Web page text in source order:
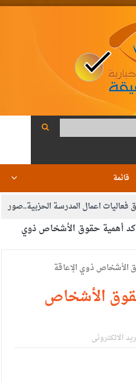
قائمة
فعاليات اعمال المدرسة الحزبية..صور
البكالوريوس في الحقوق والقانون
والمسيحية
الصحف اليومية ويؤكد حرص مجلس
أهمية حقوق الأشخاص ذوي
الأشخاص
الالكترونى